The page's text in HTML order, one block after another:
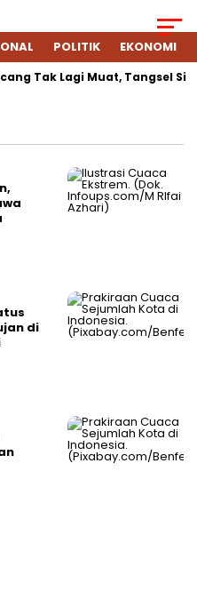
POLITIK EKONOMI
Tak Lagi Muat, Tangsel
di